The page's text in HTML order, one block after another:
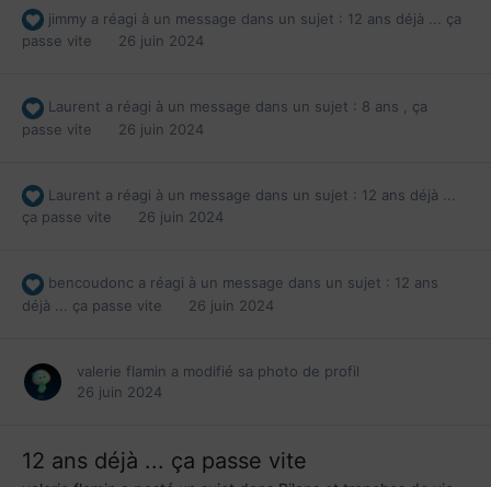
jimmy a réagi à un message dans un sujet : 12 ans déjà ... ça
passe vite
26 juin 2024
Laurent a réagi à un message dans un sujet : 8 ans , ça
passe vite
26 juin 2024
Laurent a réagi à un message dans un sujet : 12 ans déjà ...
ça passe vite
26 juin 2024
bencoudonc a réagi à un message dans un sujet : 12 ans
déjà ... ça passe vite
26 juin 2024
valerie flamin a modifié sa photo de profil
26 juin 2024
12 ans déjà ... ça passe vite